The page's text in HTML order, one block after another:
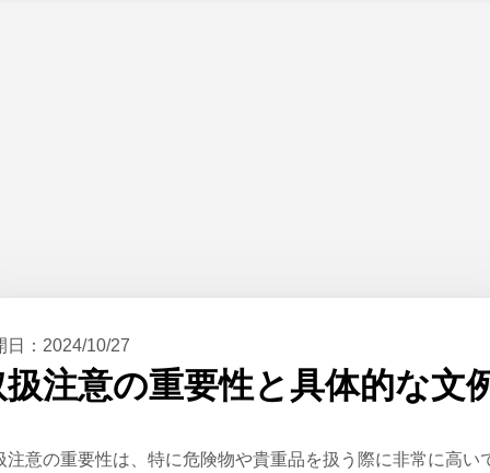
日： 2024/10/27
扱注意の重要性と具体的な文
注意の重要性は、特に危険物や貴重品を扱う際に非常に高い